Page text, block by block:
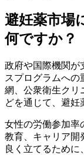
避妊薬市場
何ですか？
政府や国際機関が
スプログラムへの
網、公衆衛生クリ
どを通じて、避妊
女性の労働参加率
教育、キャリア開
良く立てるために